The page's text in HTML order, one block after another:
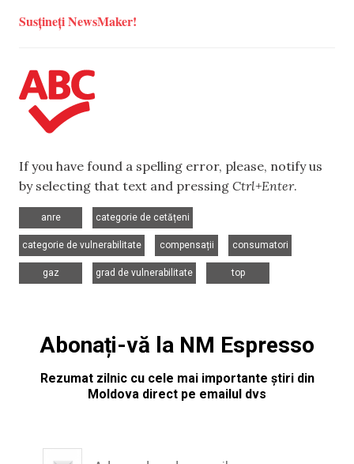
Susțineți NewsMaker!
If you have found a spelling error, please, notify us
by selecting that text and pressing Ctrl+Enter.
anre
categorie de cetățeni
categorie de vulnerabilitate
compensații
consumatori
gaz
grad de vulnerabilitate
top
Abonați-vă la NM Espresso
Rezumat zilnic cu cele mai importante știri din
Moldova direct pe emailul dvs